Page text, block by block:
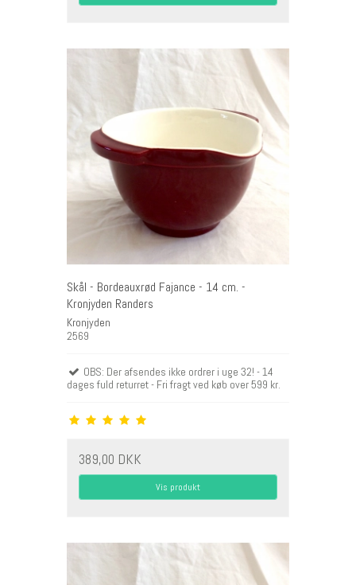
Skål - Bordeauxrød Fajance - 14 cm. -
Kronjyden Randers
Kronjyden
2569
OBS: Der afsendes ikke ordrer i uge 32! - 14
dages fuld returret - Fri fragt ved køb over 599 kr.
389,00 DKK
Vis produkt